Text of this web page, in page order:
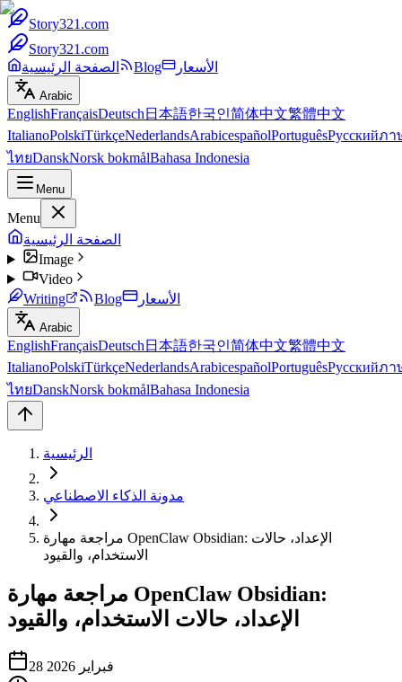
Story321.com
Story321.com
الصفحة الرئيسية
Blog الأسعار
Arabic
EnglishFrançaisDeutsch 日本語한국인简体中文繁體中文
ItalianoPolskiTürkçeNederlandsArabicespañolPortuguêsРусскийภา
ไทยDanskNorsk bokmålBahasa Indonesia
Menu
Menu
الصفحة الرئيسية
Image
Video
Writing
Blog الأسعار
Arabic
EnglishFrançaisDeutsch 日本語한국인简体中文繁體中文
ItalianoPolskiTürkçeNederlandsArabicespañolPortuguêsРусскийภา
ไทยDanskNorsk bokmålBahasa Indonesia
الرئيسية
مدونة الذكاء الاصطناعي
مراجعة مهارة OpenClaw Obsidian: الإعداد، حالات
الاستخدام، والقيود
مراجعة مهارة OpenClaw Obsidian:
الإعداد، حالات الاستخدام، والقيود
28 فبراير 2026